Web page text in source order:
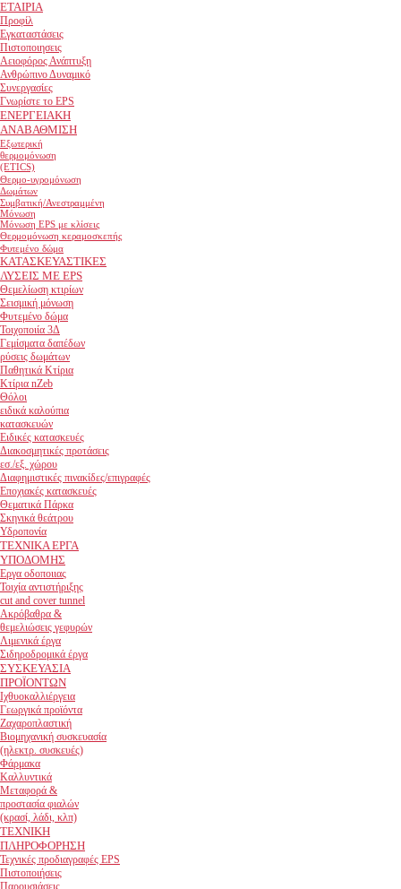
ΕΤΑΙΡΙΑ
Προφίλ
Εγκαταστάσεις
Πιστοποιησεις
Αειοφόρος Ανάπτυξη
Ανθρώπινο Δυναμικό
Συνεργασίες
Γνωρίστε το EPS
ΕΝΕΡΓΕΙΑΚΗ
ΑΝΑΒΑΘΜΙΣΗ
Εξωτερική
θερμομόνωση
(ETICS)
Θερμο-υγρομόνωση
Δωμάτων
Συμβατική/Ανεστραμμένη
Μόνωση
Μόνωση EPS με κλίσεις
Θερμομόνωση κεραμοσκεπής
Φυτεμένο δώμα
ΚΑΤΑΣΚΕΥΑΣΤΙΚΕΣ
ΛΥΣΕΙΣ ΜΕ EPS
Θεμελίωση κτιρίων
Σεισμική μόνωση
Φυτεμένο δώμα
Τοιχοποιία 3Δ
Γεμίσματα δαπέδων
ρύσεις δωμάτων
Παθητικά Κτίρια
Κτίρια nZeb
Θόλοι
ειδικά καλούπια
κατασκευών
Ειδικές κατασκευές
Διακοσμητικές προτάσεις
εσ./εξ. χώρου
Διαφημιστικές πινακίδες/επιγραφές
Εποχιακές κατασκευές
Θεματικά Πάρκα
Σκηνικά θεάτρου
Υδροπονία
ΤΕΧΝΙΚΑ ΕΡΓΑ
ΥΠΟΔΟΜΗΣ
Εργα οδοποιιας
Τοιχία αντιστήριξης
cut and cover tunnel
Ακρόβαθρα &
θεμελιώσεις γεφυρών
Λιμενικά έργα
Σιδηροδρομικά έργα
ΣΥΣΚΕΥΑΣΙΑ
ΠΡΟΪΟΝΤΩΝ
Ιχθυοκαλλιέργεια
Γεωργικά προϊόντα
Ζαχαροπλαστική
Βιομηχανική συσκευασία
(ηλεκτρ. συσκευές)
Φάρμακα
Καλλυντικά
Μεταφορά &
προστασία φιαλών
(κρασί, λάδι, κλπ)
ΤΕΧΝΙΚΗ
ΠΛΗΡΟΦΟΡΗΣΗ
Τεχνικές προδιαγραφές EPS
Πιστοποιήσεις
Παρουσιάσεις